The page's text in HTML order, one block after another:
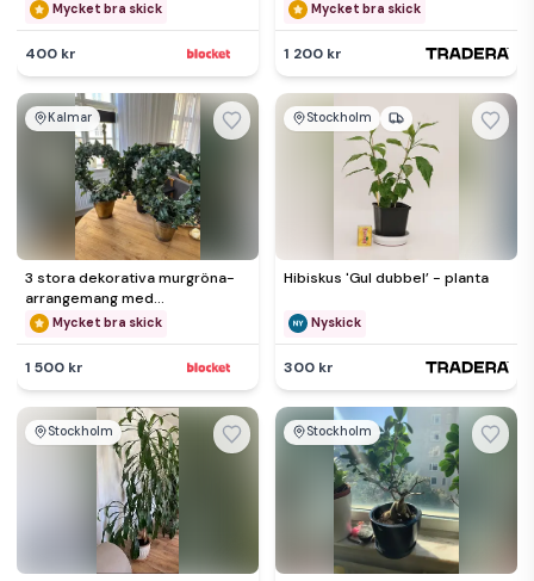
Mycket bra skick
400 kr
Mycket bra skick
1 200 kr
Kalmar
3 stora dekorativa murgröna-
arrangemang med
mässingskrukor
Mycket bra skick
1 500 kr
Stockholm
Hibiskus 'Gul dubbel’ - planta
Nyskick
300 kr
Stockholm Stockholm